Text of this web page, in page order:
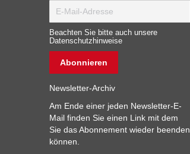
Beachten Sie bitte auch unsere
Datenschutzhinweise
Newsletter-Archiv
Am Ende einer jeden Newsletter-E-
Mail finden Sie einen Link mit dem
Sie das Abonnement wieder beenden
können.